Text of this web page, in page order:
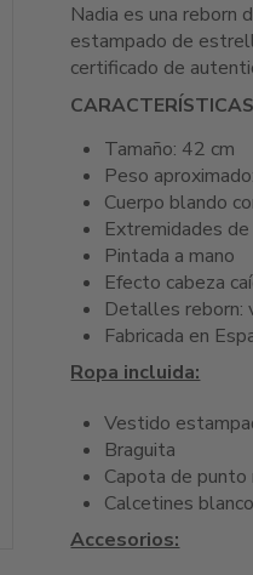
Nadia es una reborn
estampado de
certificado de
Tamaño: 42 cm
Peso
Cuerpo blando
Extremidades
Pintada a mano
Efecto cabeza
Detalles reborn:
Fabricada en
Ropa incluida:
Vestido
Braguita
Capota de punto
Calcetines
Accesorios: